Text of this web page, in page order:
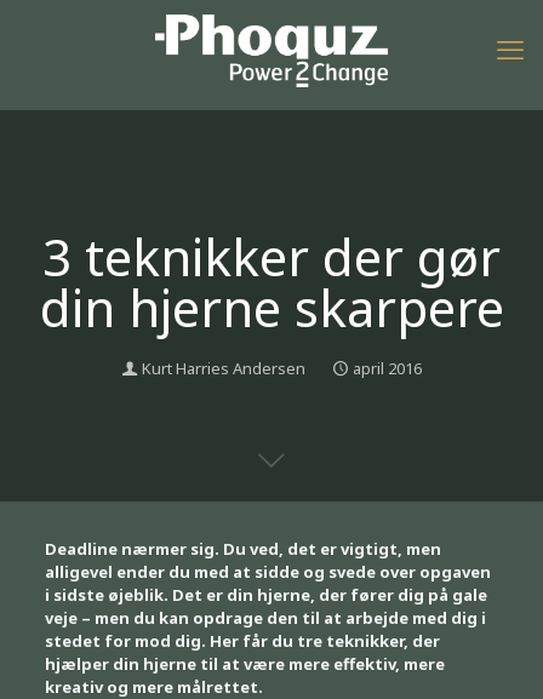
3 teknikker der gør
din hjerne skarpere
Kurt Harries Andersen april 2016
Deadline nærmer sig. Du ved, det er vigtigt, men
alligevel ender du med at sidde og svede over opgaven
i sidste øjeblik. Det er din hjerne, der fører dig på gale
veje – men du kan opdrage den til at arbejde med dig i
stedet for mod dig. Her får du tre teknikker, der
hjælper din hjerne til at være mere effektiv, mere
kreativ og mere målrettet.